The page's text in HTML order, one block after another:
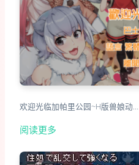
欢迎光临加帕里公园~H版兽娘动…
阅读更多